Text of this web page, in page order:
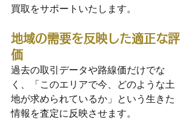
買取をサポートいたします。
地域の需要を反映した適正な評
価
過去の取引データや路線価だけでな
く、「このエリアで今、どのような土
地が求められているか」という生きた
情報を査定に反映させます。